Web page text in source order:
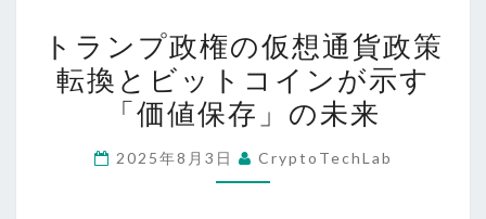
ラ
ン
プ
権
トランプ政権の仮想通貨政策
転換とビットコインが示す
「価値保存」の未来
2025年8月3日 CryptoTechLab